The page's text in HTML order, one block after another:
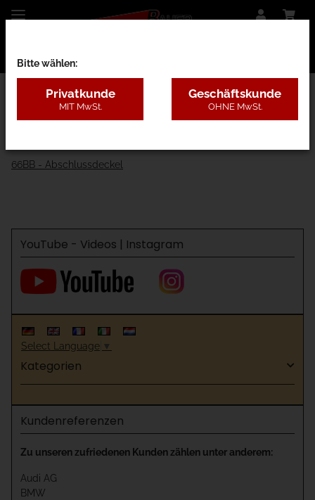
66 - Stahl
66BB - Abschlussdeckel
YouTube - Videos | Instagram
Select Language ▼
Kategorien
Kundenreferenzen
Zu unseren zufriedenen Kunden zählen unter anderem:
Audi AG
BMW
Bitte wählen:
Privatkunde
MIT MwSt.
Geschäftskunde
OHNE MwSt.